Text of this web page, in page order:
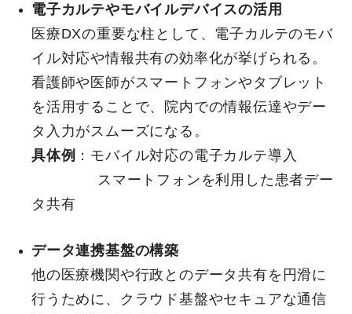
電子カルテやモバイルデバイスの活用
医療DXの重要な柱として、電子カルテのモバ
イル対応や情報共有の効率化が挙げられる。
看護師や医師がスマートフォンやタブレット
を活用することで、院内での情報伝達やデー
タ入力がスムーズになる。
具体例 ： モバイル対応の電子カルテ導入
スマートフォンを利用した患者デー
タ共有
データ連携基盤の構築
他の医療機関や行政とのデータ共有を円滑に
行うために、クラウド基盤やセキュアな通信